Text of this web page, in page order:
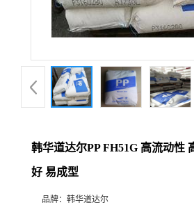
韩华道达尔PP FH51G 高流动性
好 易成型
品牌： 韩华道达尔